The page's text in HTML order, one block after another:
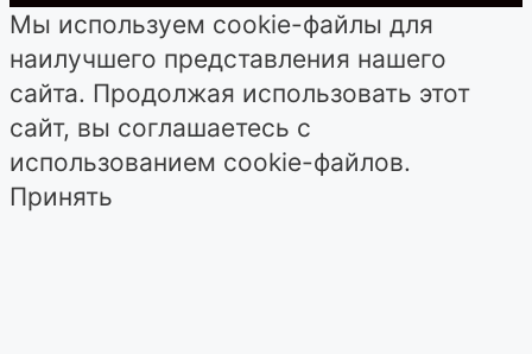
Мы используем cookie-файлы для
наилучшего представления нашего
сайта. Продолжая использовать этот
сайт, вы соглашаетесь с
использованием cookie-файлов.
Принять